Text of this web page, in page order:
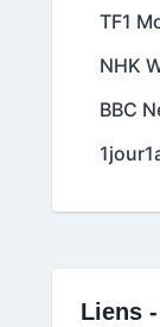
TF1
NHK
BBC
Liens